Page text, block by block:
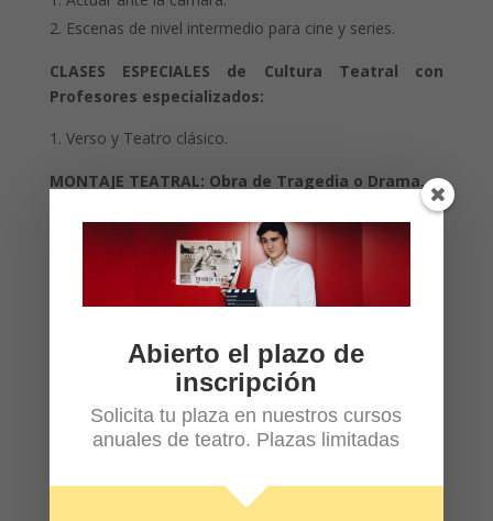
Escenas de nivel intermedio para cine y series.
CLASES ESPECIALES de Cultura Teatral con
Profesores especializados:
Verso y Teatro clásico.
MONTAJE TEATRAL: Obra de Tragedia o Drama.
Montaje de Teatro.
Muestra al público en un Teatro.
Abierto el plazo de
inscripción
Solicita tu plaza en nuestros cursos
anuales de teatro. Plazas limitadas